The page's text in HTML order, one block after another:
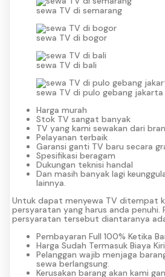
sewa TV di semarang
sewa TV di bogor
sewa TV di bali
sewa TV di pulo gebang jakarta
Harga murah
Stok TV sangat banyak
TV yang kami sewakan dari
Pelayanan terbaik
Garansi ganti TV baru secara
Spesifikasi beragam
Dukungan teknisi handal
Dan masih banyak lagi
lainnya.
Untuk dapat menyewa TV ditempat
persyaratan yang harus anda penuhi.
persyaratan tersebut diantaranya
Pembayaran Full 100% Ketika
Harga Sudah Termasuk Biaya
Pelanggan wajib menjaga
sewa berlangsung.
Kerusakan barang akan kami